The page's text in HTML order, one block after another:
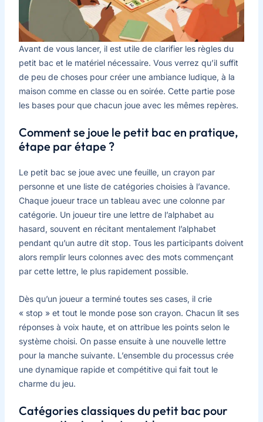
Avant de vous lancer, il est utile de clarifier les règles du
petit bac et le matériel nécessaire. Vous verrez qu’il suffit
de peu de choses pour créer une ambiance ludique, à la
maison comme en classe ou en soirée. Cette partie pose
les bases pour que chacun joue avec les mêmes repères.
Comment se joue le petit bac en pratique,
étape par étape ?
Le petit bac se joue avec une feuille, un crayon par
personne et une liste de catégories choisies à l’avance.
Chaque joueur trace un tableau avec une colonne par
catégorie. Un joueur tire une lettre de l’alphabet au
hasard, souvent en récitant mentalement l’alphabet
pendant qu’un autre dit stop. Tous les participants doivent
alors remplir leurs colonnes avec des mots commençant
par cette lettre, le plus rapidement possible.
Dès qu’un joueur a terminé toutes ses cases, il crie
« stop » et tout le monde pose son crayon. Chacun lit ses
réponses à voix haute, et on attribue les points selon le
système choisi. On passe ensuite à une nouvelle lettre
pour la manche suivante. L’ensemble du processus crée
une dynamique rapide et compétitive qui fait tout le
charme du jeu.
Catégories classiques du petit bac pour